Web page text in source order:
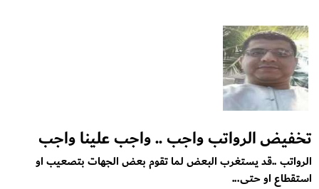
تخفيض الرواتب واجب .. واجب علينا واجب
الرواتب ..قد يستغرب البعض لما تقوم بعض الجهات بتصعيب او
استقطاع او حتى...